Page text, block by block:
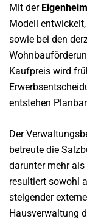
Mit der
Modell
sowie bei den
Kaufpreis wird
entstehen
Der
betreute die
darunter mehr
resultiert sowohl
steigender
Hausverwaltung